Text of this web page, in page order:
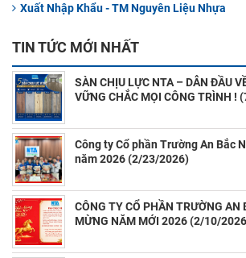
Xuất Nhập Khẩu - TM Nguyên Liệu Nhựa
TIN TỨC MỚI NHẤT
SÀN CHỊU LỰC NTA – DẪN ĐẦU
VỮNG CHẮC MỌI CÔNG TRÌNH !
Công ty Cổ phần Trường An Bắc
năm 2026 (2/23/2026)
CÔNG TY CỔ PHẦN TRƯỜNG AN
MỪNG NĂM MỚI 2026 (2/10/